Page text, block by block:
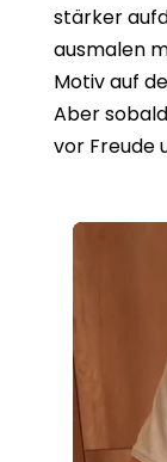
stärker
ausmalen
Motiv auf
Aber
vor Freude